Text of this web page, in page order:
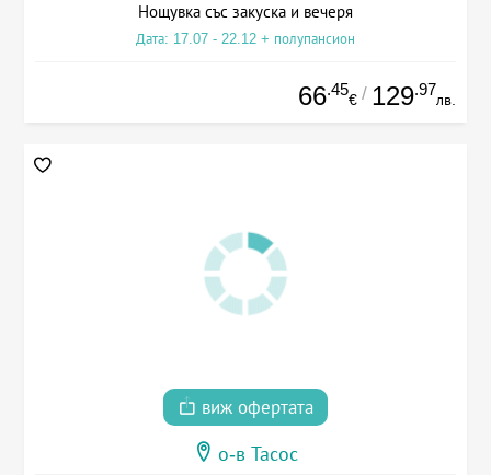
Нощувка със закуска и вечеря
Дата: 17.07 - 22.12 + полупансион
66.45
€ / 129.97
лв.
виж офертата
о-в Тасос